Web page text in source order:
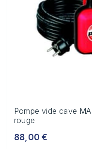
Pompe vide cave
rouge
88,00 €